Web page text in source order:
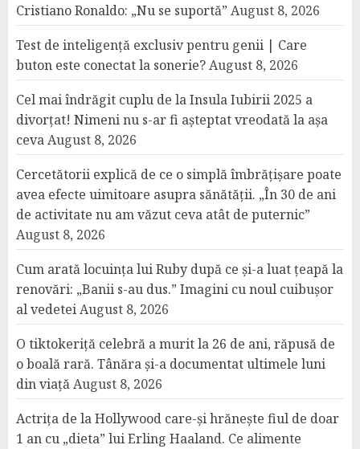
Cristiano Ronaldo: „Nu se suportă” August 8, 2026
Test de inteligență exclusiv pentru genii | Care
buton este conectat la sonerie?August 8, 2026
Cel mai îndrăgit cuplu de la Insula Iubirii 2025 a
divorțat! Nimeni nu s-ar fi așteptat vreodată la așa
cevaAugust 8, 2026
Cercetătorii explică de ce o simplă îmbrățișare poate
avea efecte uimitoare asupra sănătății. „În 30 de ani
de activitate nu am văzut ceva atât de puternic”
August 8, 2026
Cum arată locuința lui Ruby după ce și-a luat țeapă la
renovări: „Banii s-au dus.” Imagini cu noul cuibușor
al vedeteiAugust 8, 2026
O tiktokeriță celebră a murit la 26 de ani, răpusă de
o boală rară. Tânăra și-a documentat ultimele luni
din viațăAugust 8, 2026
Actrița de la Hollywood care-și hrănește fiul de doar
1 an cu „dieta” lui Erling Haaland. Ce alimente